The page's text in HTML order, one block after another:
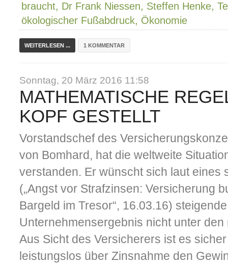
braucht, Dr Frank Niessen, Steffen Henke,
ökologischer Fußabdruck, Ökonomie
1 KOMMENTAR
WEITERLESEN ...
Sonntag, 20 März 2016 11:58
MATHEMATISCHE
KOPF GESTELLT
Vorstandschef des
von Bomhard, hat die weltweite
verstanden. Er wünscht sich laut eines
(„Angst vor Strafzinsen: Versicherung
Bargeld im Tresor“, 16.03.16)
Unternehmensergebnis nicht unter
Aus Sicht des Versicherers ist es
leistungslos über Zinsnahme den